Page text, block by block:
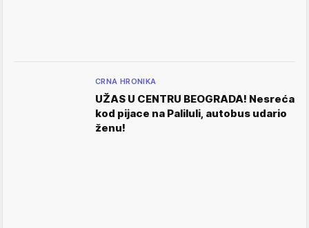
CRNA HRONIKA
UŽAS U CENTRU BEOGRADA! Nesreća
kod pijace na Paliluli, autobus udario
ženu!